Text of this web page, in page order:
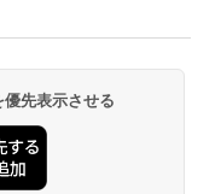
先表示させる